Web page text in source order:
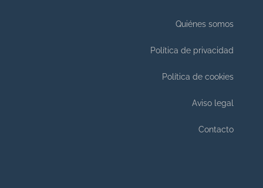
Quiénes somos
Política de privacidad
Política de cookies
Aviso legal
Contacto